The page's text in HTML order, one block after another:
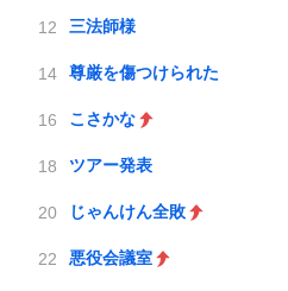
三法師様
尊厳を傷つけられた
こさかな
ツアー発表
じゃんけん全敗
悪役会議室